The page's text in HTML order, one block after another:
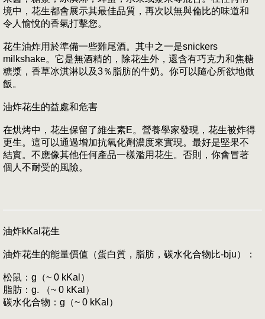
境中，花生都會展示其最佳品質，再次以無與倫比的味道和
令人愉悅的香氣打擊您。
花生油炸用於準備一些雞尾酒。其中之一是snickers
milkshake。它是無酒精的，除花生外，還含有巧克力和焦糖
糖漿，香草冰淇淋以及3％脂肪的牛奶。你可以隨心所欲地做
飯。
油炸花生的益處和危害
在烘烤中，花生保留了維生素E。營養學家發現，花生被炸得
更生。這可以通過增加抗氧化劑濃度來實現。最好是堅果不
結實。不應像其他任何產品一樣濫用花生。否則，你會冒著
個人不耐受的風險。
油炸kKal花生
油炸花生的能量價值（蛋白質，脂肪，碳水化合物比-bju）：
松鼠：g（~ 0 kKal）
脂肪：g. （~ 0 kKal）
碳水化合物：g（~ 0 kKal）